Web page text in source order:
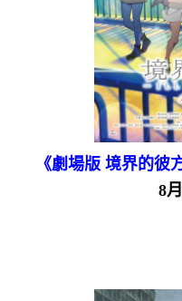
《劇場版 境界的彼
8